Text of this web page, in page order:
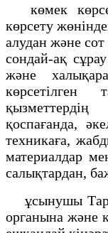
көмек
көрсету
алудан және
сондай-ақ
және
көрсетілген
қоспағанда,
техникаға,
материалдар
салықтардан,
ұсынушы
органына және